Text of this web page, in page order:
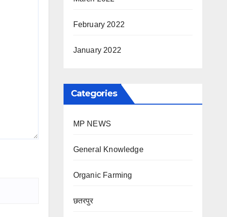
February 2022
January 2022
Categories
MP NEWS
General Knowledge
Organic Farming
छतरपुर